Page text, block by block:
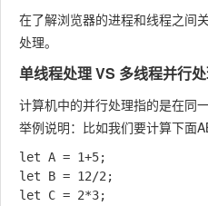
在了解浏览器的进程和线程之间
处理。
单线程处理 VS 多线程并行
计算机中的并行处理指的是在同
举例说明：比如我们要计算下面
let A = 1+5;
let B = 12/2;